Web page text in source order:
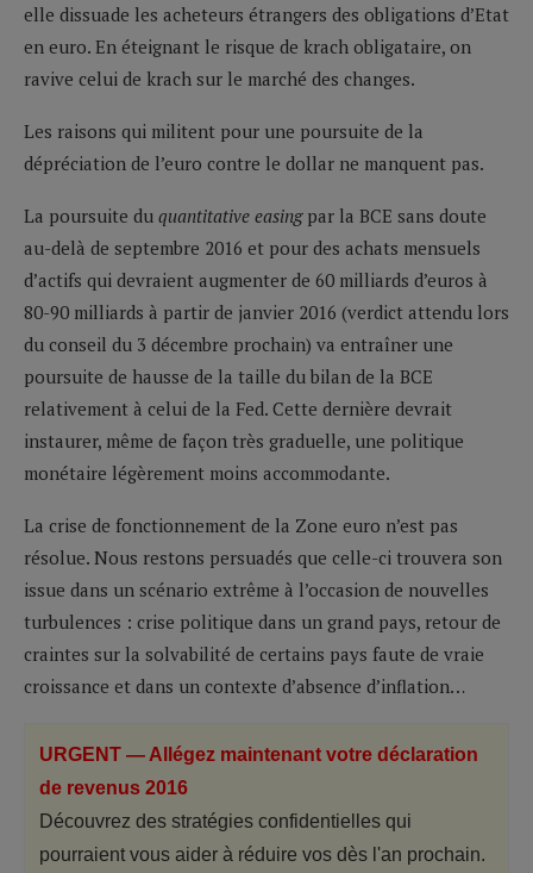
elle dissuade les acheteurs étrangers des obligations d’Etat
en euro. En éteignant le risque de krach obligataire, on
ravive celui de krach sur le marché des changes.
Les raisons qui militent pour une poursuite de la
dépréciation de l’euro contre le dollar ne manquent pas.
La poursuite du quantitative easingpar la BCE sans doute
au-delà de septembre 2016 et pour des achats mensuels
d’actifs qui devraient augmenter de 60 milliards d’euros à
80-90 milliards à partir de janvier 2016 (verdict attendu lors
du conseil du 3 décembre prochain) va entraîner une
poursuite de hausse de la taille du bilan de la BCE
relativement à celui de la Fed. Cette dernière devrait
instaurer, même de façon très graduelle, une politique
monétaire légèrement moins accommodante.
La crise de fonctionnement de la Zone euro n’est pas
résolue. Nous restons persuadés que celle-ci trouvera son
issue dans un scénario extrême à l’occasion de nouvelles
turbulences : crise politique dans un grand pays, retour de
craintes sur la solvabilité de certains pays faute de vraie
croissance et dans un contexte d’absence d’inflation…
URGENT — Allégez maintenant votre déclaration
de revenus 2016
Découvrez des stratégies confidentielles qui
pourraient vous aider à réduire vos dès l'an prochain.